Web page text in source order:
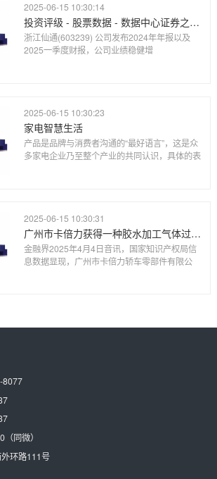
2025-06-15 10:30:14
投资评级 - 股票数据 - 数据中心证券之星-提炼精华 解开财富密码
浙江仙通(603239) 公司发布2024年年报以及
2025一季度财报，公司业绩稳健增
2025-06-15 10:30:23
家电智慧生活
产品是品牌与消费者沟通的“最好语言”，这是众
多家电企业乃至整个产业的共同认识，具体的表
2025-06-15 10:30:31
广州市卡倍力获得一种胶水加工气体过滤设备专利
金融界2025年4月4日音讯，国家知识产权局信
息数据显现，广州市卡倍力轿车零部件有限公
8077
（同微）
环路111号